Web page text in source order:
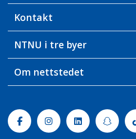
Kontakt
NTNU i tre byer
Om nettstedet
FacebookInstagramLinkedin